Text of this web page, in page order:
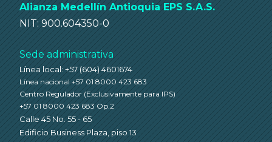
Alianza Medellín Antioquia EPS S.A.S.
NIT: 900.604350-0
Sede administrativa
Línea local: +57 (604) 4601674
Línea nacional +57 01 8000 423 683
Centro Regulador (Exclusivamente para IPS)
+57 01 8000 423 683 Op.2
Calle 45 No. 55 - 65
Edificio Business Plaza, piso 13